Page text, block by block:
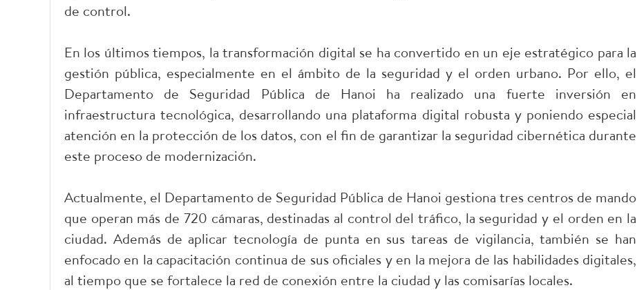
de control.
En los últimos tiempos, la transformación digital se ha convertido en un eje estratégico para la
gestión pública, especialmente en el ámbito de la seguridad y el orden urbano. Por ello, el
Departamento de Seguridad Pública de Hanoi ha realizado una fuerte inversión en
infraestructura tecnológica, desarrollando una plataforma digital robusta y poniendo especial
atención en la protección de los datos, con el fin de garantizar la seguridad cibernética durante
este proceso de modernización.
Actualmente, el Departamento de Seguridad Pública de Hanoi gestiona tres centros de mando
que operan más de 720 cámaras, destinadas al control del tráfico, la seguridad y el orden en la
ciudad. Además de aplicar tecnología de punta en sus tareas de vigilancia, también se han
enfocado en la capacitación continua de sus oficiales y en la mejora de las habilidades digitales,
al tiempo que se fortalece la red de conexión entre la ciudad y las comisarías locales.